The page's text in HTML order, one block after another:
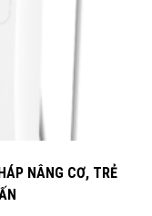
NÂNG CƠ, TRẺ